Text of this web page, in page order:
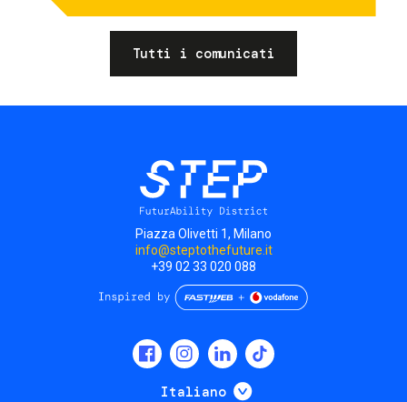
Tutti i comunicati
Piazza Olivetti 1, Milano
info@steptothefuture.it
+39 02 33 020 088
Italiano Mostra ulteriori